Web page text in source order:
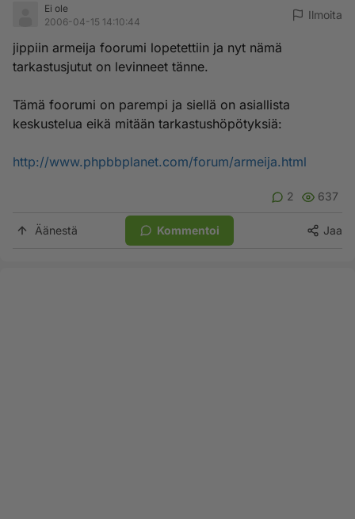
Ei ole
2006-04-15 14:10:44
Ilmoita
jippiin armeija foorumi lopetettiin ja nyt nämä
tarkastusjutut on levinneet tänne.
Tämä foorumi on parempi ja siellä on asiallista
keskustelua eikä mitään tarkastushöpötyksiä:
http://www.phpbbplanet.com/forum/armeija.html
2 637
Äänestä Kommentoi Jaa